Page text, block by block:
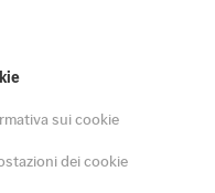
sui cookie
dei cookie